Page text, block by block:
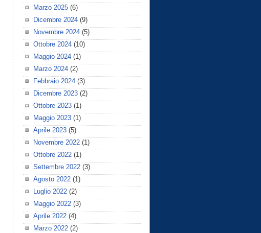
Marzo 2025(6)
Dicembre 2024(9)
Novembre 2024(5)
Ottobre 2024(10)
Maggio 2024(1)
Marzo 2024(2)
Febbraio 2024(3)
Dicembre 2023(2)
Ottobre 2023(1)
Maggio 2023(1)
Aprile 2023(5)
Novembre 2022(1)
Ottobre 2022(1)
Settembre 2022(3)
Agosto 2022(1)
Luglio 2022(2)
Maggio 2022(3)
Aprile 2022(4)
Marzo 2022(2)